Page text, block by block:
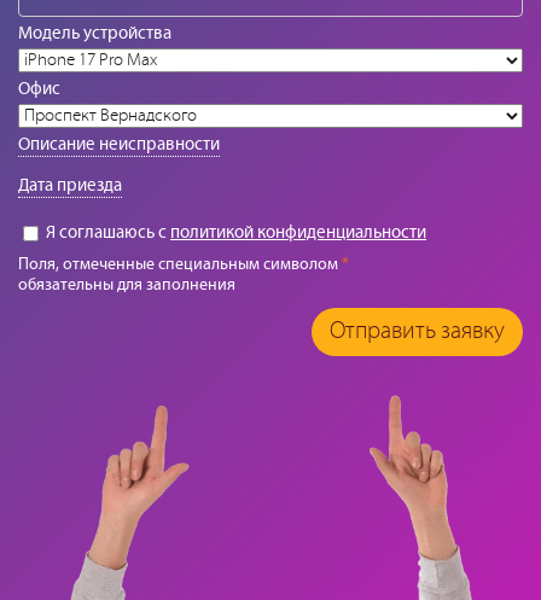
Модель устройства
Офис
Описание неисправности
Дата приезда
Я соглашаюсь с политикой конфиденциальности
Поля, отмеченные специальным символом*
обязательны для заполнения
Отправить заявку